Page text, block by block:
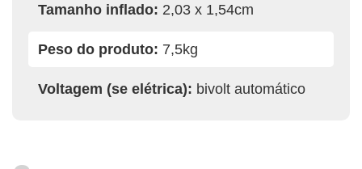
Tamanho inflado: 2,03 x 1,54cm
Peso do produto: 7,5kg
Voltagem (se elétrica): bivolt automático